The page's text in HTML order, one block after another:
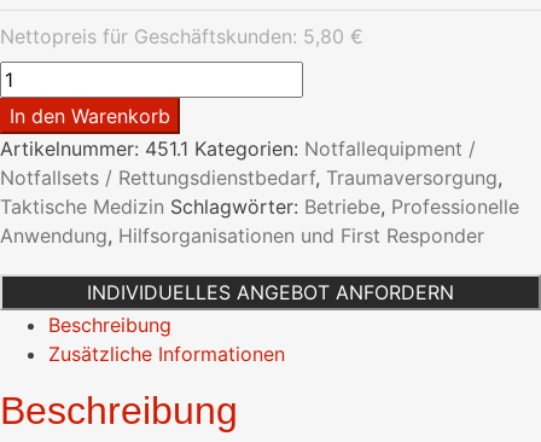
Nettopreis für Geschäftskunden: 5,80 €
Emergency
Bandage
/
Notfall
Bandage
Zivil
Menge
In den Warenkorb
Artikelnummer: 451.1 Kategorien: Notfallequipment /
Notfallsets / Rettungsdienstbedarf, Traumaversorgung,
Taktische Medizin Schlagwörter: Betriebe, Professionelle
Anwendung, Hilfsorganisationen und First Responder
INDIVIDUELLES ANGEBOT ANFORDERN
Beschreibung
Zusätzliche Informationen
Beschreibung